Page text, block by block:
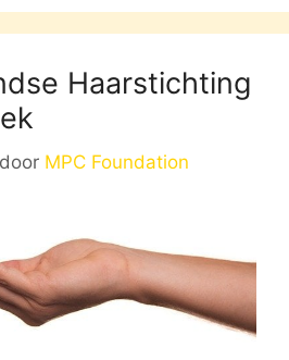
Haarstichting
door MPC Foundation